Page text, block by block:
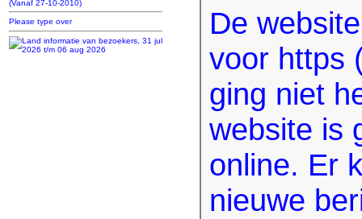
(Vanaf 27-10-2010)
De
voor https
ging niet
website is
online. Er
nieuwe